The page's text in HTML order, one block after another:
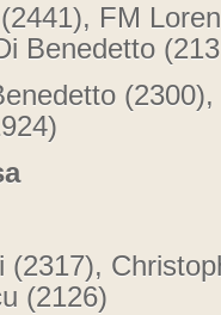
FM
Benedetto
(2317),
(2126)